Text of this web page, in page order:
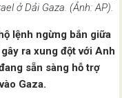
ở Dải Gaza. (Ảnh: AP).
lệnh ngừng bắn giữa
ra xung đột với Anh
sẵn sàng hỗ trợ
Gaza.